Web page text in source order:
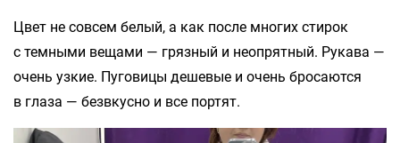
Цвет не совсем белый, а как после многих стирок
с темными вещами — грязный и неопрятный. Рукава —
очень узкие. Пуговицы дешевые и очень бросаются
в глаза — безвкусно и все портят.